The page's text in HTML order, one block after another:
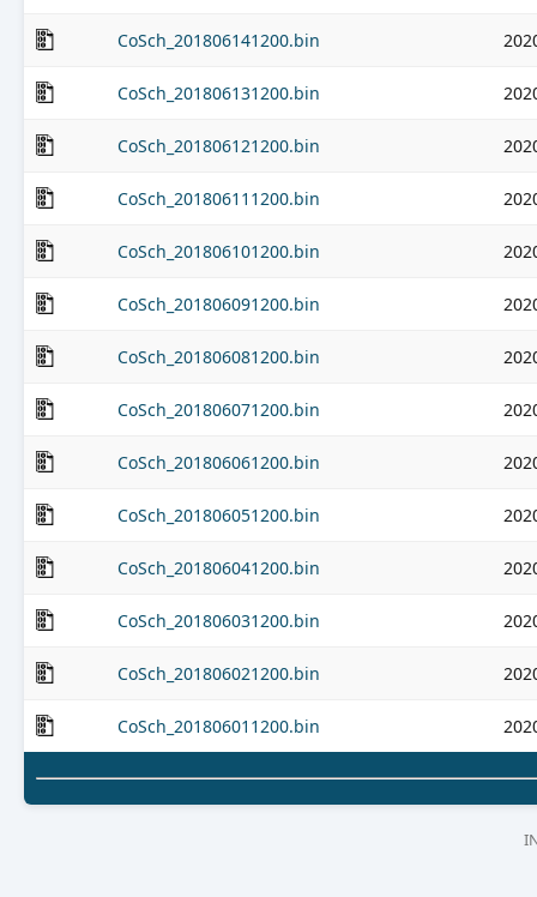
CoSch_201806141200.bin
CoSch_201806131200.bin
CoSch_201806121200.bin
CoSch_201806111200.bin
CoSch_201806101200.bin
CoSch_201806091200.bin
CoSch_201806081200.bin
CoSch_201806071200.bin
CoSch_201806061200.bin
CoSch_201806051200.bin
CoSch_201806041200.bin
CoSch_201806031200.bin
CoSch_201806021200.bin
CoSch_201806011200.bin